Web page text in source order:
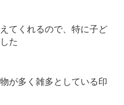
てくれるので、特に子ど
た
が多く雑多としている印